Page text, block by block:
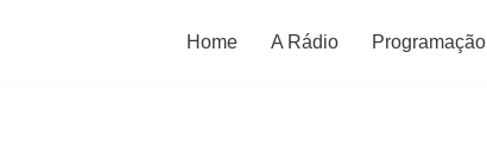
Home A Rádio Programação